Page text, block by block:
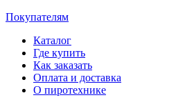
Покупателям
Каталог
Где купить
Как заказать
Оплата и доставка
О пиротехнике